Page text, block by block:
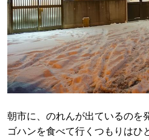
朝市に、のれんが出ているのを
ゴハンを食べて行くつもりはひ